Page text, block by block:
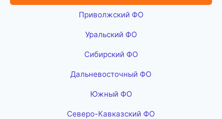
Приволжский ФО
Уральский ФО
Сибирский ФО
Дальневосточный ФО
Южный ФО
Северо-Кавказский ФО